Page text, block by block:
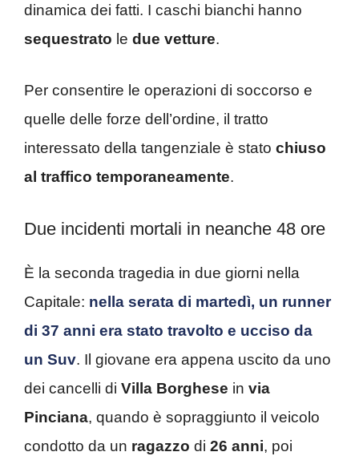
dinamica dei fatti. I caschi bianchi hanno
sequestrato le due vetture.
Per consentire le operazioni di soccorso e
quelle delle forze dell’ordine, il tratto
interessato della tangenziale è stato chiuso
al traffico temporaneamente.
Due incidenti mortali in neanche 48 ore
È la seconda tragedia in due giorni nella
Capitale: nella serata di martedì, un runner
di 37 anni era stato travolto e ucciso da
un Suv. Il giovane era appena uscito da uno
dei cancelli di Villa Borghese in via
Pinciana, quando è sopraggiunto il veicolo
condotto da un ragazzo di 26 anni, poi